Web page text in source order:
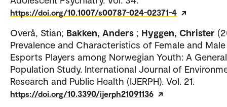
https://doi.org/10.1007/s00787-024-02371-4
Overå, Stian; Bakken, Anders ; Hyggen, Christer
Prevalence and Characteristics of Female and Male
Esports Players among Norwegian Youth: A General
Population Study. International Journal of
Research and Public Health (IJERPH). Vol. 21.
https://doi.org/10.3390/ijerph21091136